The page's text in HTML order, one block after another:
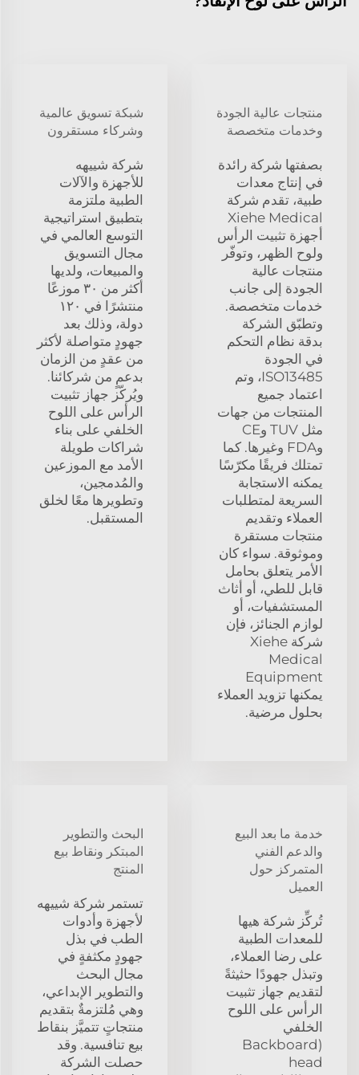
منتجات عالية الجودة
وخدمات متخصصة
بصفتها شركة رائدة
في إنتاج معدات
طبية، تقدم شركة
Xiehe Medical
أجهزة تثبيت الرأس
ولوح الظهر، وتوفّر
منتجات عالية
الجودة إلى جانب
خدمات متخصصة.
وتطبّق الشركة
بدقة نظام التحكم
في الجودة
ISO13485، وتم
اعتماد جميع
المنتجات من جهات
مثل TUV وCE
وFDA وغيرها. كما
تمتلك فريقًا مكرّسًا
يمكنه الاستجابة
السريعة لمتطلبات
العملاء وتقديم
منتجات مستقرة
وموثوقة. سواء كان
الأمر يتعلق بحامل
قابل للطي، أو أثاث
المستشفيات، أو
لوازم الجنائز، فإن
شركة Xiehe
Medical
Equipment
يمكنها تزويد العملاء
بحلول مرضية.
شبكة تسويق عالمية
وشركاء مستقرون
شركة شييهه
للأجهزة والآلات
الطبية ملتزمة
بتطبيق استراتيجية
التوسع العالمي في
مجال التسويق
والمبيعات، ولديها
أكثر من ٣٠ موزعًا
منتشرًا في ١٢٠
دولة، وذلك بعد
جهودٍ متواصلة لأكثر
من عقدٍ من الزمان
بدعمٍ من شركائنا.
ويُركّز جهاز تثبيت
الرأس على اللوح
الخلفي على بناء
شراكات طويلة
الأمد مع الموزعين
والمُدمجين،
وتطويرها معًا لخلق
المستقبل.
خدمة ما بعد البيع
والدعم الفني
المتمركز حول
العميل
تُركِّز شركة هيها
للمعدات الطبية
على رضا العملاء،
وتبذل جهودًا حثيثةً
لتقديم جهاز تثبيت
الرأس على اللوح
الخلفي
(Backboard
head
البحث والتطوير
المبتكر ونقاط بيع
المنتج
تستمر شركة شييهه
لأجهزة وأدوات
الطب في بذل
جهودٍ مكثفةٍ في
مجال البحث
والتطوير الإبداعي،
وهي مُلتزمةٌ بتقديم
منتجاتٍ تتميَّز بنقاط
بيع تنافسية. وقد
حصلت الشركة